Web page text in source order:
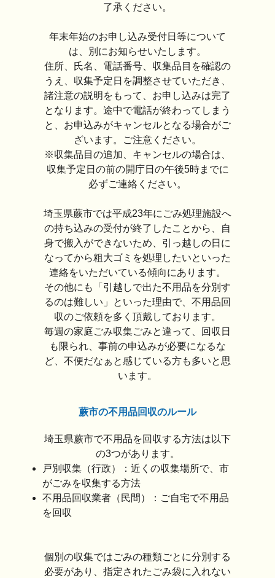
了承ください。
年末年始のお申し込み受付日等について
は、別にお知らせいたします。
住所、氏名、電話番号、収集品目を確認の
うえ、収集予定日を調整させていただき、
諸注意の説明をもって、お申し込みは完了
となります。途中で電話が終わってしまう
と、お申込みがキャンセルとなる場合がご
ざいます。ご注意ください。
※収集品目の追加、キャンセルの場合は、
収集予定日の前の開庁日の午後5時までに
必ずご連絡ください。
埼玉県蕨市では平成23年にごみ処理施設へ
の持ち込みの受付が終了したことから、自
身で搬入ができないため、引っ越しの日に
なってから粗大ゴミを処理したいといった
連絡をいただいている傾向にあります。
その他にも「引越しで出た不用品を分別す
るのは難しい」といった理由で、不用品回
収のご依頼を多く頂戴しております。
毎週の家庭ごみ収集ごみと違って、回収日
も限られ、事前の申込みが必要になるな
ど、不便だなぁと感じている方も多いと思
います。
蕨市の不用品回収のルール
埼玉県蕨市で不用品を回収する方法は以下
の3つがあります。
戸別収集（行政）：近くの収集場所で、市
がごみを収集する方法
不用品回収業者（民間）：ご自宅で不用品
を回収
個別の収集ではごみの種類ごとに分別する
必要があり、指定されたごみ袋に入れない